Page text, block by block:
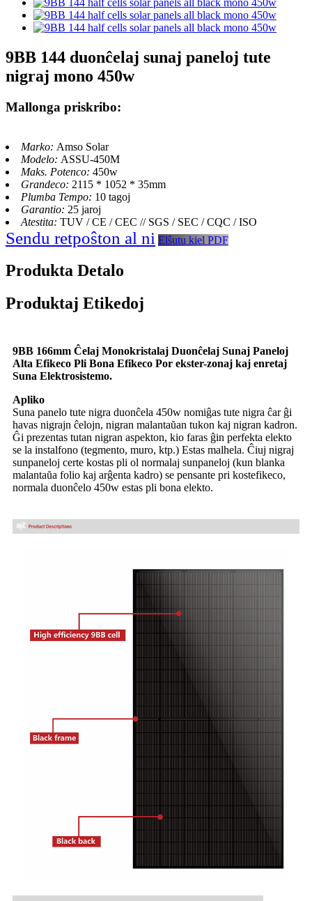
9BB 144 duonĉelaj sunaj paneloj tute
nigraj mono 450w
Mallonga priskribo:
Marko: Amso Solar
Modelo: ASSU-450M
Maks. Potenco: 450w
Grandeco: 2115 * 1052 * 35mm
Plumba Tempo: 10 tagoj
Garantio: 25 jaroj
Atestita: TUV / CE / CEC // SGS / SEC / CQC / ISO
Sendu retpoŝton al ni Elŝutu kiel PDF
Produkta Detalo
Produktaj Etikedoj
9BB 166mm Ĉelaj Monokristalaj Duonĉelaj Sunaj Paneloj
Alta Efikeco Pli Bona Efikeco Por ekster-zonaj kaj enretaj
Suna Elektrosistemo.
Apliko
Suna panelo tute nigra duonĉela 450w nomiĝas tute nigra ĉar ĝi
havas nigrajn ĉelojn, nigran malantaŭan tukon kaj nigran kadron.
Ĝi prezentas tutan nigran aspekton, kio faras ĝin perfekta elekto
se la instalfono (tegmento, muro, ktp.) Estas malhela. Ĉiuj nigraj
sunpaneloj certe kostas pli ol normalaj sunpaneloj (kun blanka
malantaŭa folio kaj arĝenta kadro) se pensante pri kostefikeco,
normala duonĉelo 450w estas pli bona elekto.